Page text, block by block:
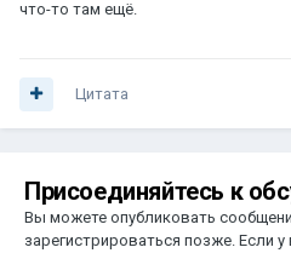
что-то там ещё.
Цитата
Присоединяйтесь к
Вы можете опубликовать
зарегистрироваться позже. Если у